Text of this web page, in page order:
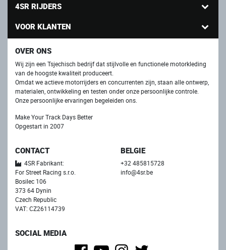
4SR RIJDERS
VOOR KLANTEN
OVER ONS
Wij zijn een Tsjechisch bedrijf dat stijlvolle en functionele motorkleding
van de hoogste kwaliteit produceert.
Omdat we actieve motorrijders en concurrenten zijn, staan ​​alle ontwerp,
materialen, ontwikkeling en testen onder onze persoonlijke controle.
Onze persoonlijke ervaringen begeleiden ons.
Make Your Track Days Better
Opgestart in 2007
CONTACT
4SR Fabrikant:
For Street Racing s.r.o.
Bosilec 106
373 64 Dynin
Czech Republic
VAT: CZ26114739
BELGIE
+32 485815728
info@4sr.be
SOCIAL MEDIA